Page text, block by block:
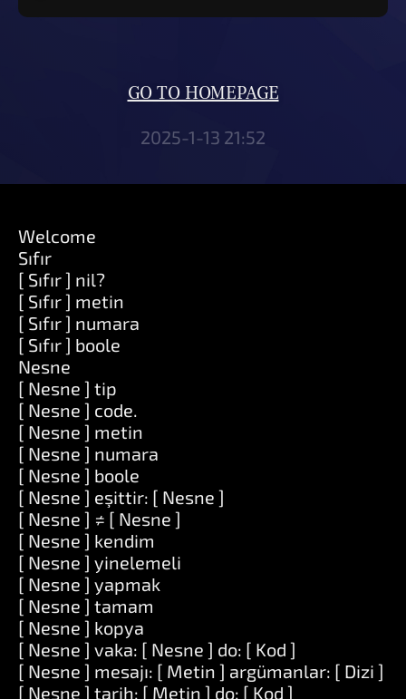
GO TO HOMEPAGE
2025-1-13 21:52
Welcome
Sıfır
[ Sıfır ] nil?
[ Sıfır ] metin
[ Sıfır ] numara
[ Sıfır ] boole
Nesne
[ Nesne ] tip
[ Nesne ] code.
[ Nesne ] metin
[ Nesne ] numara
[ Nesne ] boole
[ Nesne ] eşittir: [ Nesne ]
[ Nesne ] ≠ [ Nesne ]
[ Nesne ] kendim
[ Nesne ] yinelemeli
[ Nesne ] yapmak
[ Nesne ] tamam
[ Nesne ] kopya
[ Nesne ] vaka: [ Nesne ] do: [ Kod ]
[ Nesne ] mesajı: [ Metin ] argümanlar: [ Dizi ]
[ Nesne ] tarih: [ Metin ] do: [ Kod ]